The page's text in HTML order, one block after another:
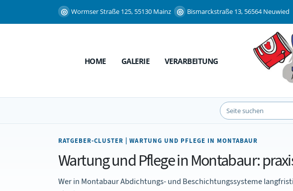
Wormser Straße 125, 55130 Mainz Bismarckstraße 13, 56564 Neuwied
HOME GALERIE VERARBEITUNG
RATGEBER-CLUSTER | WARTUNG UND PFLEGE IN MONTABAUR
Wartung und Pflege in Montabaur:
Wer in Montabaur Abdichtungs- und Beschichtungssysteme